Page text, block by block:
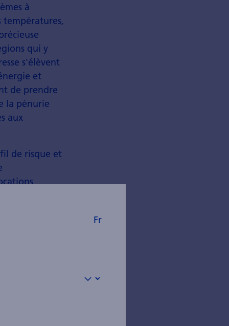
à
qui y
s'élèvent
et
de prendre
la pénurie
aux
de risque et
Fr